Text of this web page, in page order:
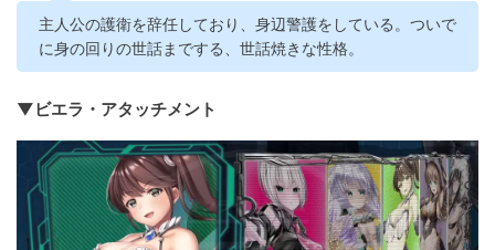
主人公の護衛を辞任しており、身辺警護をしている。ついで
に身の回りの世話までする、世話焼きな性格。
▼ビエラ・アタッチメント